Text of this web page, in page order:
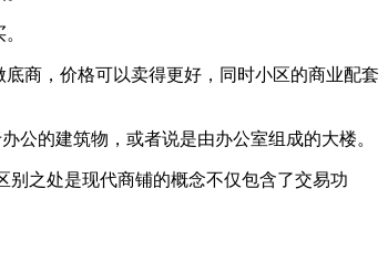
商，价格可以卖得更好，同时小区的商业配套
公的建筑物，或者说是由办公室组成的大楼。
之处是现代商铺的概念不仅包含了交易功